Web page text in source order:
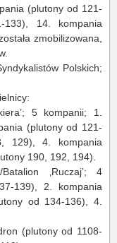
(plutony od 121-
14. kompania
zmobilizowana,
Polskich;
5 kompanii; 1.
(plutony od 121-
129), 4. kompania
190, 192, 194).
‚Ruczaj’; 4
139), 2. kompania
od 134-136), 4.
(plutony od 1108-